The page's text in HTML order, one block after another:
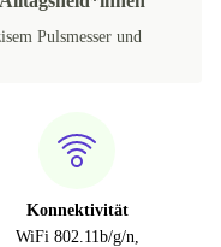
Pulsmesser und
Konnektivität
WiFi 802.11b/g/n,